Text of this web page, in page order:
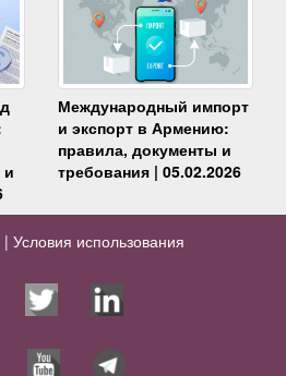
и
Международный импорт
и экспорт в Армению:
правила, документы и
требования | 05.02.2026
| Условия использования